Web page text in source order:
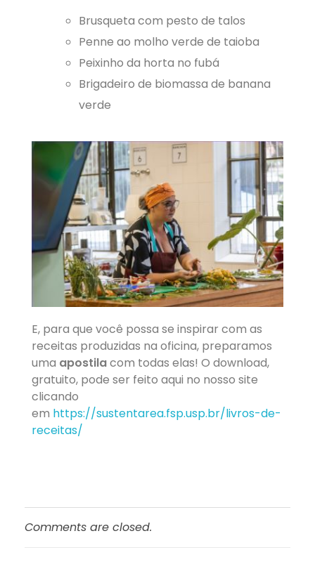
Brusqueta com pesto de talos
Penne ao molho verde de taioba
Peixinho da horta no fubá
Brigadeiro de biomassa de banana
verde
E, para que você possa se inspirar com as
receitas produzidas na oficina, preparamos
uma apostilacom todas elas! O download,
gratuito, pode ser feito aqui no nosso site
clicando
em https://sustentarea.fsp.usp.br/livros-de-
receitas/
Comments are closed.